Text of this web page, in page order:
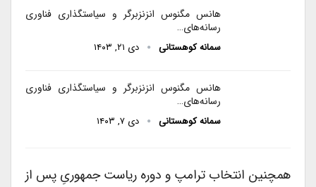
هانس مگنوس انزنزبرگر و سیاستگذاری فناوری
رسانه‌های…
سمانه کوهستانی دی ۲۱, ۱۴۰۳
هانس مگنوس انزنزبرگر و سیاستگذاری فناوری
رسانه‌های…
سمانه کوهستانی دی ۷, ۱۴۰۳
همچنین انتخاب ترامپ و دوره ریاست جمهوریِ پس از